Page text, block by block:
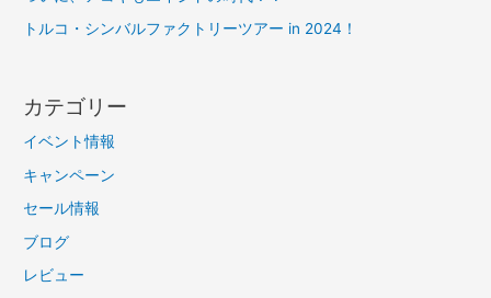
トルコ・シンバルファクトリーツアー in 2024！
カテゴリー
イベント情報
キャンペーン
セール情報
ブログ
レビュー